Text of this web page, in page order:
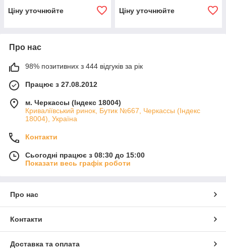
Ціну уточнюйте Ціну уточнюйте
Про нас
98% позитивних з 444 відгуків за рік
Працює з 27.08.2012
м. Черкассы (Індекс 18004)
Криваліївський ринок, Бутик №667, Черкассы (Індекс
18004), Україна
Контакти
Сьогодні працює з 08:30 до 15:00
Показати весь графік роботи
Про нас
Контакти
Доставка та оплата